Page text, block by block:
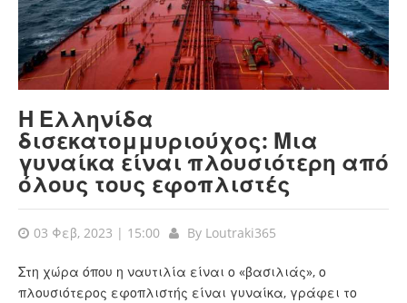
Η Ελληνίδα
δισεκατομμυριούχος: Μια
γυναίκα είναι πλουσιότερη από
όλους τους εφοπλιστές
03 Φεβ, 2023 | 15:00 By Loutraki365
Στη χώρα όπου η ναυτιλία είναι ο «βασιλιάς», ο
πλουσιότερος εφοπλιστής είναι γυναίκα, γράφει το